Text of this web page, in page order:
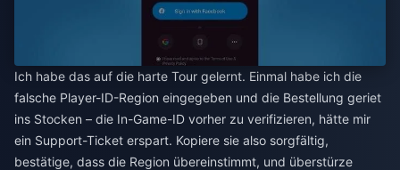
Ich habe das auf die harte Tour gelernt. Einmal habe ich die
falsche Player-ID-Region eingegeben und die Bestellung geriet
ins Stocken – die In-Game-ID vorher zu verifizieren, hätte mir
ein Support-Ticket erspart. Kopiere sie also sorgfältig,
bestätige, dass die Region übereinstimmt, und überstürze